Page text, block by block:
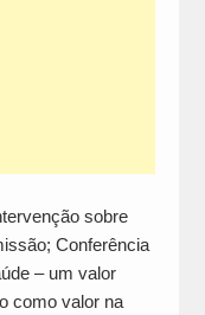
sobre
Conferência
– um valor
como valor na